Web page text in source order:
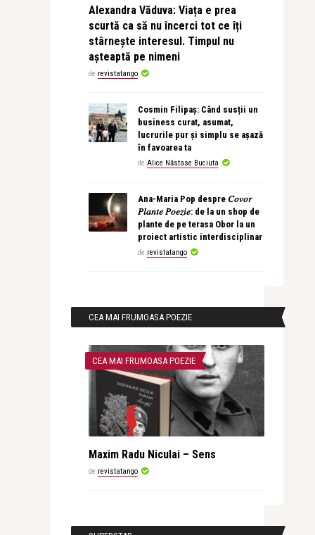
Alexandra Văduva: Viața e prea
scurtă ca să nu încerci tot ce îți
stârnește interesul. Timpul nu
așteaptă pe nimeni
de revistatango
Cosmin Filipaș: Când susții un
business curat, asumat,
lucrurile pur și simplu se așază
în favoarea ta
de Alice Năstase Buciuta
Ana-Maria Pop despre 𝐶𝑜𝑣𝑜𝑟
𝑃𝑙𝑎𝑛𝑡𝑒 𝑃𝑜𝑒𝑧𝑖𝑒: de la un shop de
plante de pe terasa Obor la un
proiect artistic interdisciplinar
de revistatango
CEA MAI FRUMOASA POEZIE
CEA MAI FRUMOASA POEZIE
Maxim Radu Niculai – Sens
de revistatango